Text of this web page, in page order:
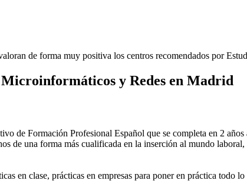
de forma muy positiva los centros recomendados por
y Redes en Madrid
de Formación Profesional Español que se completa en 2 años
de una forma más cualificada en la inserción al mundo
en clase, prácticas en empresas para poner en práctica todo